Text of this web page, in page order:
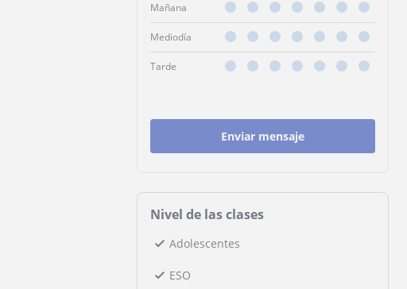
Mañana
Mediodía
Tarde
Enviar mensaje
Nivel de las clases
Adolescentes
ESO